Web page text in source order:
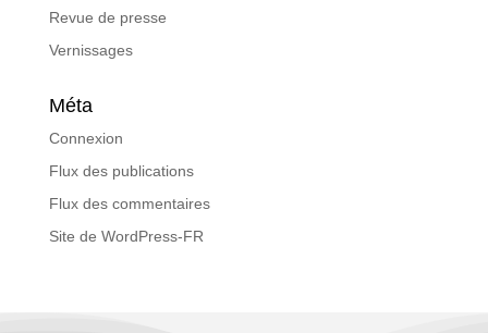
Revue de presse
Vernissages
Méta
Connexion
Flux des publications
Flux des commentaires
Site de WordPress-FR